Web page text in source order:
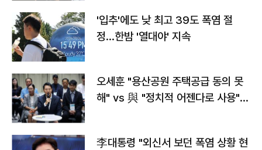
'입추'에도 낮 최고 39도 폭염 절
정…한밤 '열대야' 지속
오세훈 "용산공원 주택공급 동의 못
해" vs 與 "정치적 어젠다로 사용"
李대통령 "외신서 보던 폭염 상황 현